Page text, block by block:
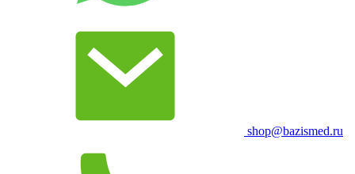
shop@bazismed.ru